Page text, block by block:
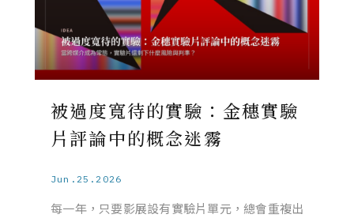
被過度寬待的實驗：金穗實驗
片評論中的概念迷霧
Jun.25.2026
每一年，只要影展設有實驗片單元，總會重複出